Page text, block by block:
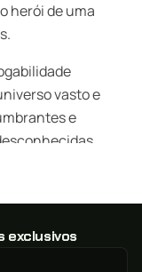
herói de uma
vasto e
e
exclusivos